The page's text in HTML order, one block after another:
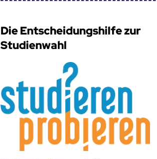
Die Entscheidungshilfe zur
Studienwahl